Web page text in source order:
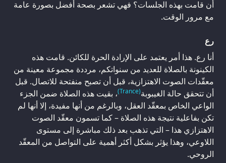
أن قامت بهذه الجلسات؟ فهي تشعر بصحة أفضل بصورة عامة
مع مرور الوقت.
رع
أنا رع. هذا أمر يعتمد على الإرادة الحرة للكائن. قامت هذه
الكينونة بالصلاة للعديد من سنواتكم، مرددة مجموعة معينة من
معقّدات الصوت الاهتزازية، قبل أن تصبح منفتحة للاتصال. قبل
أن تتحقق حالة الغيبوبة(Trance)
، بقيت هذه الصلاة ضمن الجزء
الواعي الخاص بمعقّد العقل، وبالرغم من أنها مفيدة، إلا أنها لم
تكن بفاعلية نتيجة هذه الصلاة – كما تسمون معقّد الصوت
الاهتزازي هذا – التي تذهب بعد ذلك مباشرة إلى مستوى
اللاوعي، وهذا يؤثر بشكل أكثر أهمية على التواصل من المعقّد
الروحي.